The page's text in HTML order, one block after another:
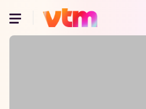
Oeps, browser